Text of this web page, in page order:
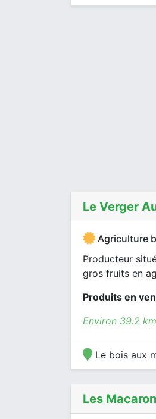
Le Verger
Agriculture
Producteur
gros fruits en
Produits en
Environ 39.2
Le bois aux
Les